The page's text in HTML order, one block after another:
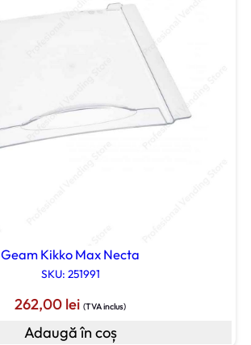
Geam Kikko Max Necta
SKU: 251991
262,00 lei (TVA inclus)
Adaugă în coș